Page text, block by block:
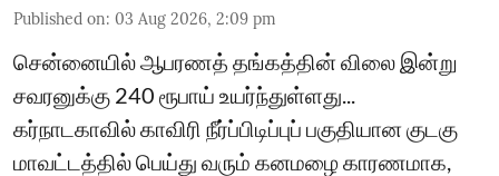
Published on: 03 Aug 2026, 2:09 pm
சென்னையில் ஆபரணத் தங்கத்தின் விலை இன்று
சவரனுக்கு 240 ரூபாய் உயர்ந்துள்ளது...
கர்நாடகாவில் காவிரி நீர்ப்பிடிப்புப் பகுதியான குடகு
மாவட்டத்தில் பெய்து வரும் கனமழை காரணமாக,